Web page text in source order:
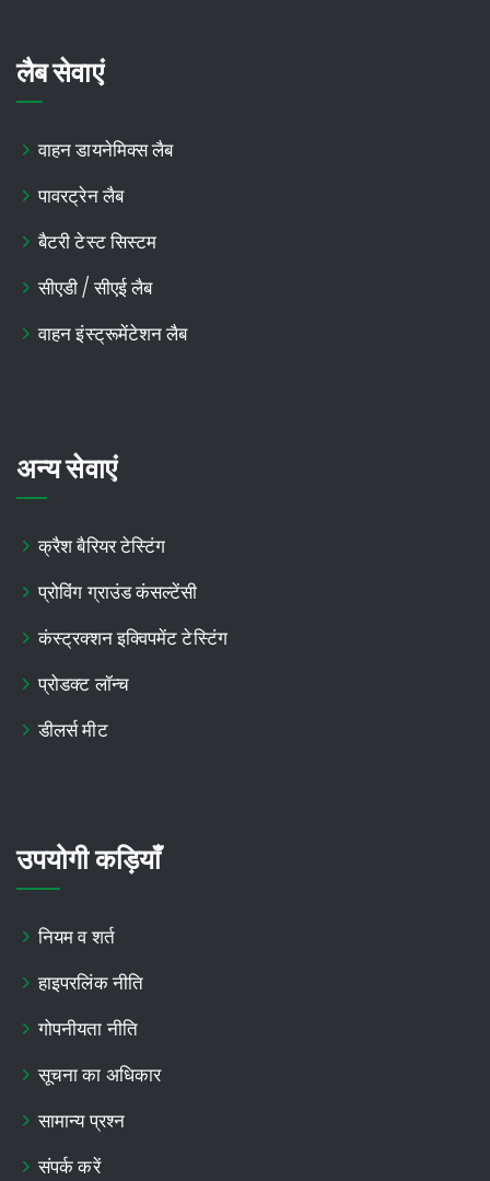
लैब सेवाएं
वाहन डायनेमिक्स लैब
पावरट्रेन लैब
बैटरी टेस्ट सिस्टम
सीएडी / सीएई लैब
वाहन इंस्ट्रूमेंटेशन लैब
अन्य सेवाएं
क्रैश बैरियर टेस्टिंग
प्रोविंग ग्राउंड कंसल्टेंसी
कंस्ट्रक्शन इक्विपमेंट टेस्टिंग
प्रोडक्ट लॉन्च
डीलर्स मीट
उपयोगी कड़ियाँ
नियम व शर्त
हाइपरलिंक नीति
गोपनीयता नीति
सूचना का अधिकार
सामान्य प्रश्न
संपर्क करें